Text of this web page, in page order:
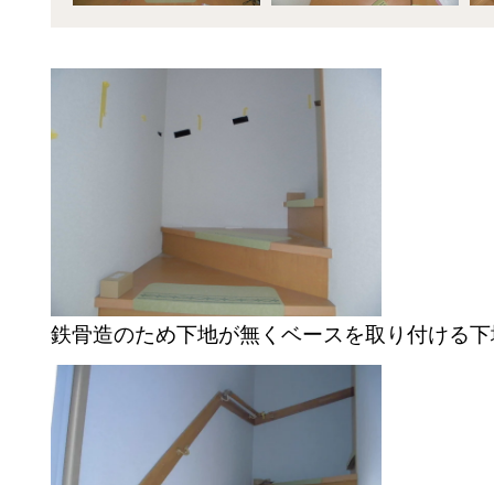
鉄骨造のため下地が無くベースを取り付ける